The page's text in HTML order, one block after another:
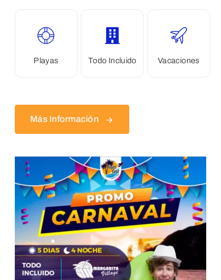
Playas Todo Incluido Vacaciones
Más Información